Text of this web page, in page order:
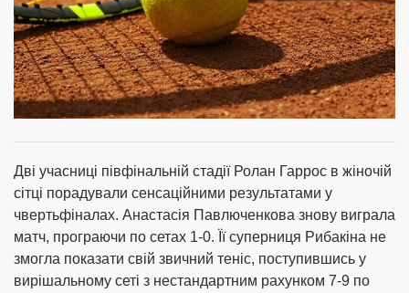
Дві учасниці півфінальній стадії Ролан Гаррос в жіночій
сітці порадували сенсаційними результатами у
чвертьфіналах. Анастасія Павлюченкова знову виграла
матч, програючи по сетах 1-0. Її суперниця Рибакіна не
змогла показати свій звичний теніс, поступившись у
вирішальному сеті з нестандартним рахунком 7-9 по